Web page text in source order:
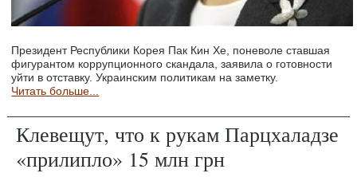
Президент Республики Корея Пак Кин Хе, поневоле ставшая
фигурантом коррупционного скандала, заявила о готовности
уйти в отставку. Украинским политикам на заметку.
Читать больше...
Клевещут, что к рукам Парцхаладзе
«прилипло» 15 млн грн